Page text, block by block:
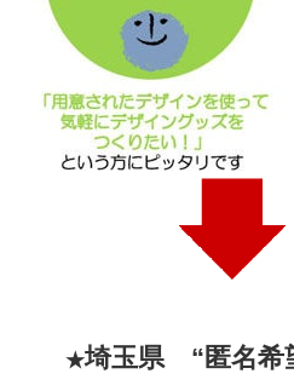
★埼玉県 “匿名希